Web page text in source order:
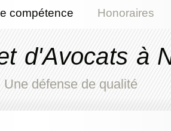
compétence Honoraires
d'Avocats à
Une défense de qualité